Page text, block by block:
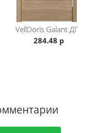
VellDorisGalant ДГ
284.48 р